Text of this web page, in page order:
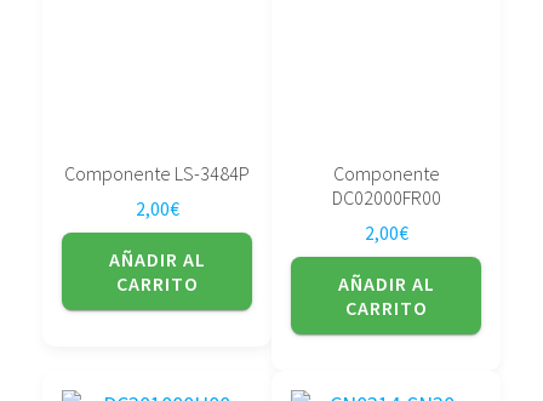
Componente LS-3484P
2,00€
AÑADIR AL
CARRITO
Componente
DC02000FR00
2,00€
AÑADIR AL
CARRITO